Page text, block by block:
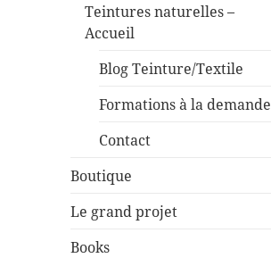
Teintures naturelles –
Accueil
Blog Teinture/Textile
Formations à la demande
Contact
Boutique
Le grand projet
Books